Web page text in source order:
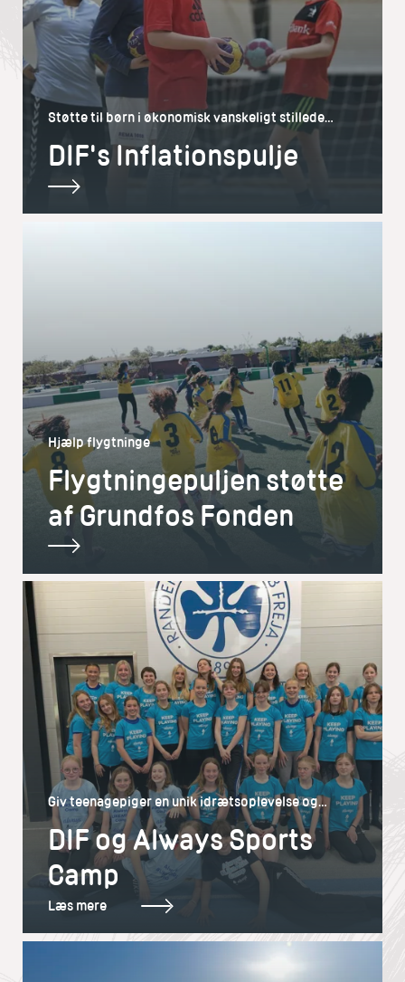
Støtte til børn i økonomisk vanskeligt stillede
familier i foreningsregi
DIF's Inflationspulje
Hjælp flygtninge
Flygtningepuljen støtte
af Grundfos Fonden
Giv teenagepiger en unik idrætsoplevelse og
motiver endnu flere til at være aktive i
foreningsidrætten
DIF og Always Sports
Camp
Læs mere